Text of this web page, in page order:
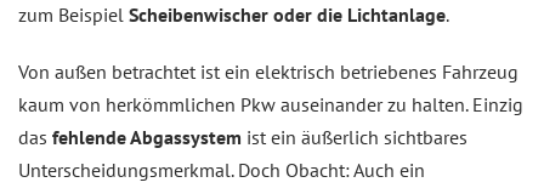
zum Beispiel Scheibenwischer oder die Lichtanlage.
Von außen betrachtet ist ein elektrisch betriebenes Fahrzeug
kaum von herkömmlichen Pkw auseinander zu halten. Einzig
das fehlende Abgassystem ist ein äußerlich sichtbares
Unterscheidungsmerkmal. Doch Obacht: Auch ein